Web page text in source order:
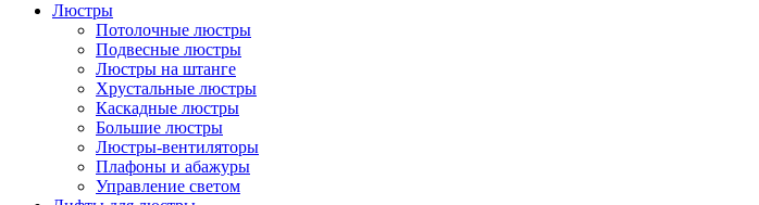
Люстры
Потолочные люстры
Подвесные люстры
Люстры на штанге
Хрустальные люстры
Каскадные люстры
Большие люстры
Люстры-вентиляторы
Плафоны и абажуры
Управление светом